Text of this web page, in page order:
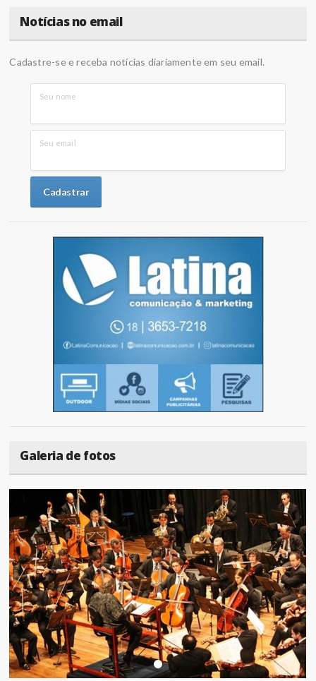
Notícias no email
Cadastre-se e receba notícias diariamente em seu email.
Seu nome
Seu email
Galeria de fotos